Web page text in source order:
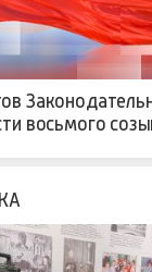
восьмого